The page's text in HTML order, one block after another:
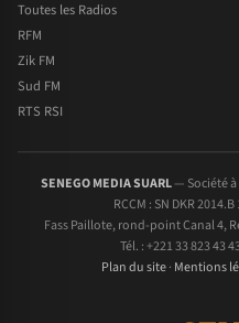
Toutes les Radios
RFM
Zik FM
Sud FM
RTS RSI
SENEGO MEDIA SUARL— Société à
RCCM : SN DKR
Fass Paillote, rond-point Canal 4,
Tél. : +221 33 823 43
Plan du site· Mentions